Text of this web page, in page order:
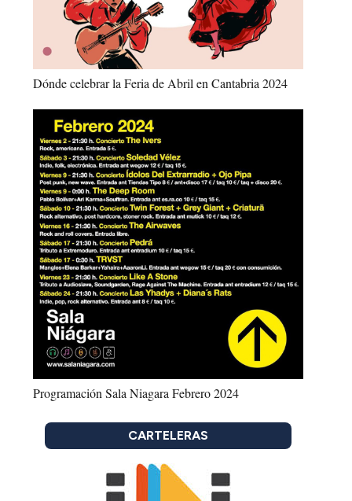
Dónde celebrar la Feria de Abril en Cantabria 2024
Programación Sala Niagara Febrero 2024
CARTELERAS